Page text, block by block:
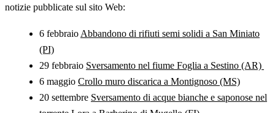
notizie pubblicate sul sito Web:
6 febbraio Abbandono di rifiuti semi solidi a San Miniato
(PI)
29 febbraio Sversamento nel fiume Foglia a Sestino (AR)
6 maggio Crollo muro discarica a Montignoso (MS)
20 settembre Sversamento di acque bianche e saponose nel